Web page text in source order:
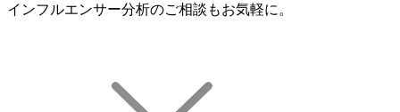
インフルエンサー分析のご相談もお気軽に。